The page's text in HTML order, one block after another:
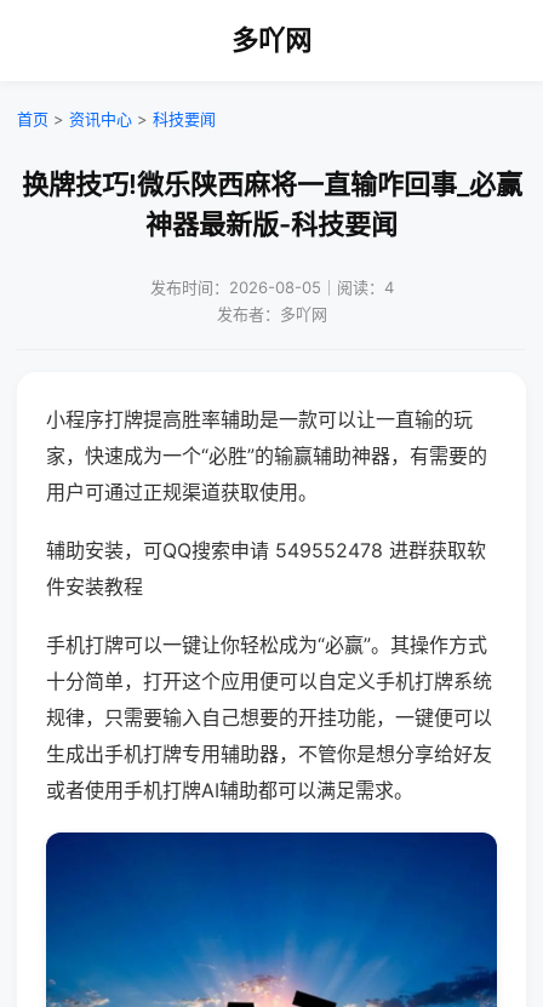
多吖网
首页 > 资讯中心 > 科技要闻
换牌技巧!微乐陕西麻将一直输咋回事_必赢
神器最新版-科技要闻
发布时间：2026-08-05｜阅读：4
发布者：多吖网
小程序打牌提高胜率辅助是一款可以让一直输的玩
家，快速成为一个“必胜”的输赢辅助神器，有需要的
用户可通过正规渠道获取使用。
辅助安装，可QQ搜索申请 549552478 进群获取软
件安装教程
手机打牌可以一键让你轻松成为“必赢”。其操作方式
十分简单，打开这个应用便可以自定义手机打牌系统
规律，只需要输入自己想要的开挂功能，一键便可以
生成出手机打牌专用辅助器，不管你是想分享给好友
或者使用手机打牌AI辅助都可以满足需求。